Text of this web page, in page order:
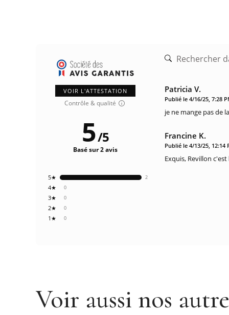
VOIR L'ATTESTATION
Contrôle & qualité
0
1★
0
2★
0
3★
0
4★
2
5★
5/5
Basé sur 2 avis
Patricia V.
Publié le 4/16/25, 7:28
je ne mange pas de
Francine K.
Publié le 4/13/25, 12:14
Exquis, Revillon
Voir aussi nos